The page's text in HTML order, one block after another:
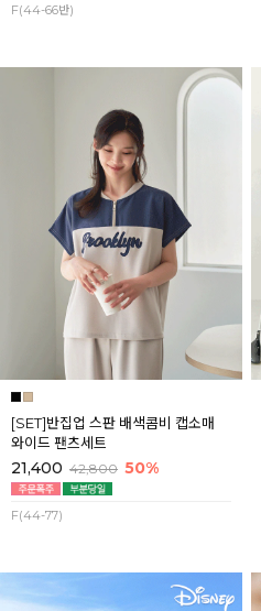
F(44-66반)
[SET]반집업 스판 배색콤비 캡소매
와이드 팬츠세트
21,400 42,800 50%
F(44-77)